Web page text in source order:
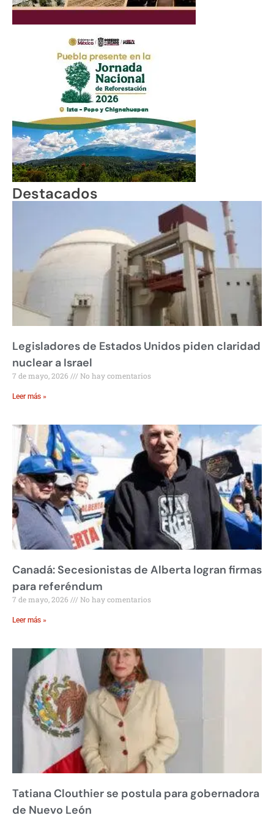
Destacados
Legisladores de Estados Unidos piden claridad
nuclear a Israel
7 de mayo, 2026 No hay comentarios
Leer más »
Canadá: Secesionistas de Alberta logran firmas
para referéndum
7 de mayo, 2026 No hay comentarios
Leer más »
Tatiana Clouthier se postula para gobernadora
de Nuevo León